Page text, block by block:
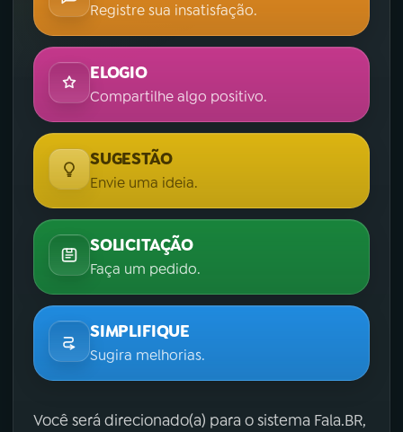
Registre sua insatisfação.
ELOGIO
Compartilhe algo positivo.
SUGESTÃO
Envie uma ideia.
SOLICITAÇÃO
Faça um pedido.
SIMPLIFIQUE
Sugira melhorias.
Você será direcionado(a) para o sistema Fala.BR,